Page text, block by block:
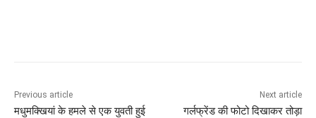
Previous article
मधुमक्खियां के हमले से एक युवती हुई
Next article
गर्लफ्रेंड की फोटो दिखाकर तोड़ा